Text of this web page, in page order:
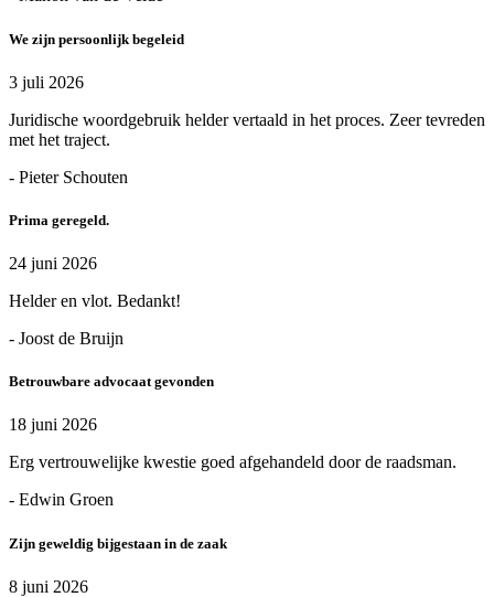
We zijn persoonlijk begeleid
3 juli 2026
Juridische woordgebruik helder vertaald in het proces. Zeer tevreden
met het traject.
- Pieter Schouten
Prima geregeld.
24 juni 2026
Helder en vlot. Bedankt!
- Joost de Bruijn
Betrouwbare advocaat gevonden
18 juni 2026
Erg vertrouwelijke kwestie goed afgehandeld door de raadsman.
- Edwin Groen
Zijn geweldig bijgestaan in de zaak
8 juni 2026